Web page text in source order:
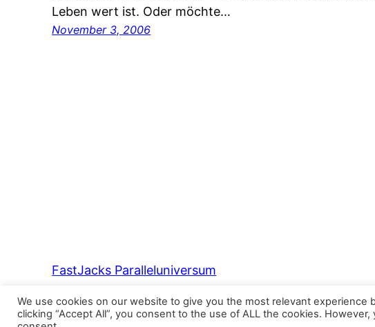
Leben wert ist. Oder möchte…
November 3, 2006
FastJacks Paralleluniversum
We use cookies on our website to give you the most relevant experience
clicking “Accept All”, you consent to the use of ALL the cookies.